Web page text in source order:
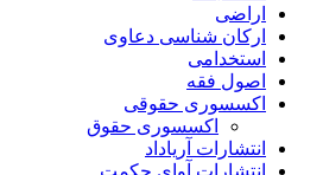
اراضی
ارکان شناسی دعاوی
استخدامی
اصول فقه
اکسسوری حقوقی
اکسسوری حقوق
انتشارات آریاداد